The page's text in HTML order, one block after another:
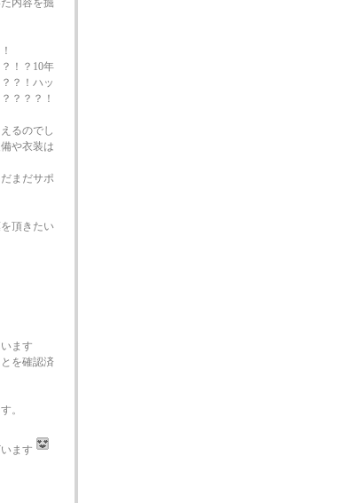
内容を掘
！？10年
？！ハッ
？？？！
るのでし
や衣装は
まだサポ
頂きたい
ます
を確認済
。
ます